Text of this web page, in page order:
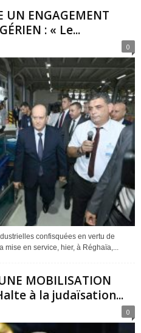
UN ENGAGEMENT
: « Le...
0
confisquées en vertu de
mise en service, hier, à Réghaïa,...
MOBILISATION
à la judaïsation...
0